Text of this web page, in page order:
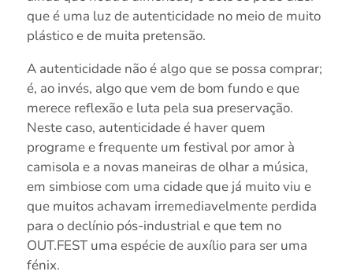
que é uma luz de autenticidade no meio de muito
plástico e de muita pretensão.
A autenticidade não é algo que se possa comprar;
é, ao invés, algo que vem de bom fundo e que
merece reflexão e luta pela sua preservação.
Neste caso, autenticidade é haver quem
programe e frequente um festival por amor à
camisola e a novas maneiras de olhar a música,
em simbiose com uma cidade que já muito viu e
que muitos achavam irremediavelmente perdida
para o declínio pós-industrial e que tem no
OUT.FEST uma espécie de auxílio para ser uma
fénix.